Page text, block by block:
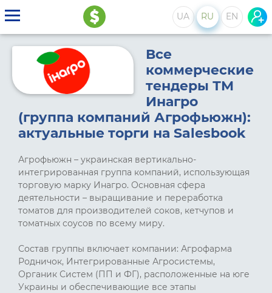
UA RU EN
Все
коммерческие
тендеры ТМ
Инагро
(группа компаний Агрофьюжн):
актуальные торги на Salesbook
Агрофьюжн – украинская вертикально-
интегрированная группа компаний, использующая
торговую марку Инагро. Основная сфера
деятельности – выращивание и переработка
томатов для производителей соков, кетчупов и
томатных соусов по всему миру.
Состав группы включает компании: Агрофарма
Родничок, Интегрированные Агросистемы,
Органик Систем (ПП и ФГ), расположенные на юге
Украины и обеспечивающие все этапы